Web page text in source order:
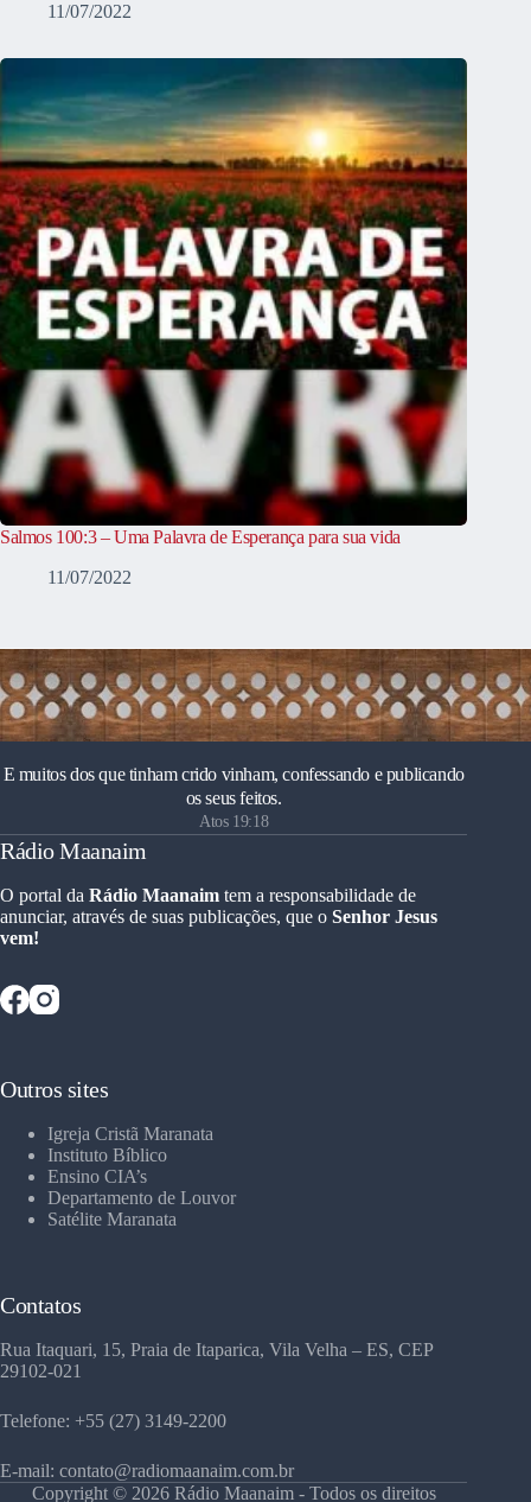
11/07/2022
Salmos 100:3 – Uma Palavra de Esperança para sua vida
11/07/2022
E muitos dos que tinham crido vinham, confessando e publicando
os seus feitos.
Atos 19:18
Rádio Maanaim
O portal da Rádio Maanaim tem a responsabilidade de
anunciar, através de suas publicações, que o Senhor Jesus
vem!
Outros sites
Igreja Cristã Maranata
Instituto Bíblico
Ensino CIA’s
Departamento de Louvor
Satélite Maranata
Contatos
Rua Itaquari, 15, Praia de Itaparica, Vila Velha – ES, CEP
29102-021
Telefone: +55 (27) 3149-2200
E-mail: contato@radiomaanaim.com.br
Copyright © 2026 Rádio Maanaim - Todos os direitos